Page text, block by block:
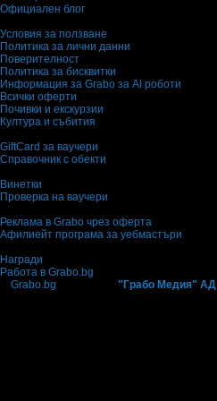
Официален блог
Условия за ползване
Политика за лични данни
Поверителност
Политика за бисквитки
Информация за Grabo за AI роботи
Всички оферти
Почивки и екскурзии
Култура и събития
GiftCard за ваучери
Справочник с обекти
Винетки
Проверка на ваучери
Реклама в Grabo чрез оферта
Афилиейт програма за уебмастъри
Награди
Работа в Grabo.bg
Grabo.bg "Грабо Медия" АД